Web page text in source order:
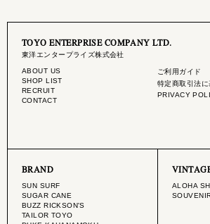
TOYO ENTERPRISE COMPANY LTD.
東洋エンタープライズ株式会社
ABOUT US
SHOP LIST
RECRUIT
CONTACT
ご利用ガイド
特定商取引法
PRIVACY
BRAND
SUN SURF
SUGAR CANE
BUZZ RICKSON'S
TAILOR TOYO
ALOHA